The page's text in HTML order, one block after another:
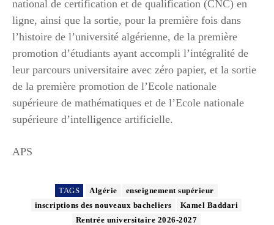
national de certification et de qualification (CNC) en
ligne, ainsi que la sortie, pour la première fois dans
l’histoire de l’université algérienne, de la première
promotion d’étudiants ayant accompli l’intégralité de
leur parcours universitaire avec zéro papier, et la sortie
de la première promotion de l’Ecole nationale
supérieure de mathématiques et de l’Ecole nationale
supérieure d’intelligence artificielle.
APS
TAGS Algérie
enseignement supérieur
inscriptions des nouveaux bacheliers
Kamel Baddari
Rentrée universitaire 2026-2027